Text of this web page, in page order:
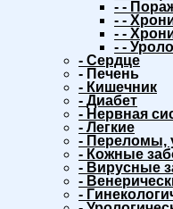
- -
- -
- -
- -
- Сердце
- Печень
- Кишечник
- Диабет
- Нервная
- Легкие
- Переломы,
- Кожные
- Вирусные
-
-